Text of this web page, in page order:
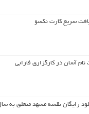
سریع کارت نکسو
نام آسان در کارگزاری فارابی
رایگان نقشه مشهد متعلق به سال